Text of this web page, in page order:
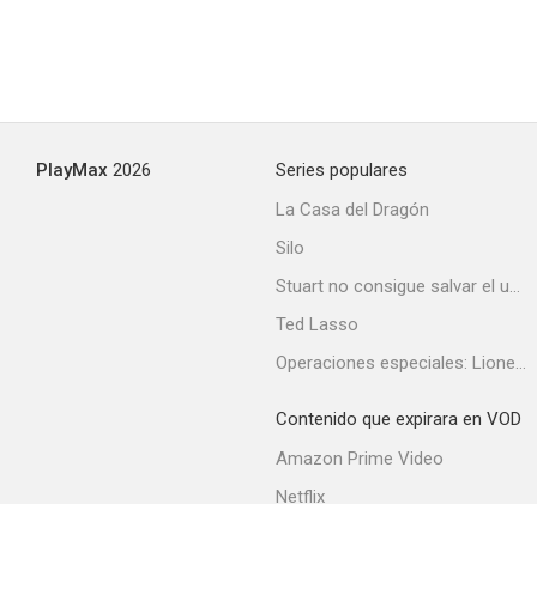
PlayMax 2026
Series populares
La Casa del Dragón
Silo
Stuart no consigue salvar el universo
Ted Lasso
Operaciones especiales: Lioness
Contenido que expirara en VOD
Amazon Prime Video
Netflix